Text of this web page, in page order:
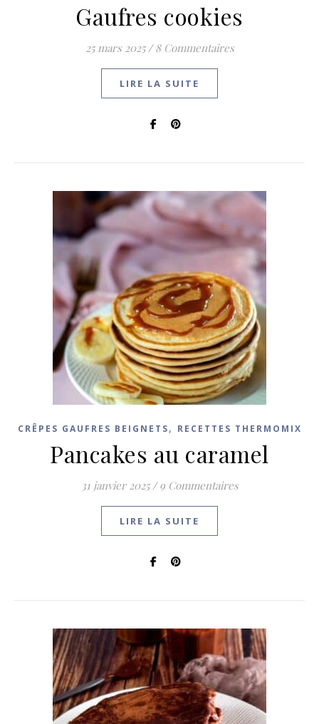
Gaufres cookies
25 mars 2025 / 8 Commentaires
LIRE LA SUITE
CRÊPES GAUFRES BEIGNETS, RECETTES THERMOMIX
Pancakes au caramel
31 janvier 2025 / 9 Commentaires
LIRE LA SUITE